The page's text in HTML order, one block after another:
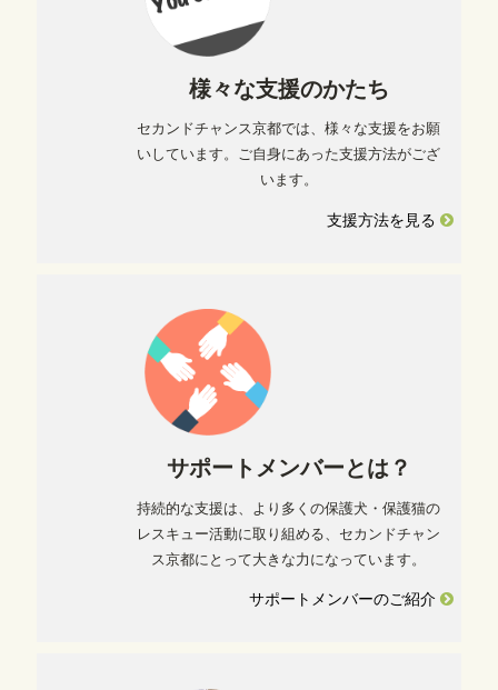
様々な支援のかたち
セカンドチャンス京都では、様々な支援をお願
いしています。ご自身にあった支援方法がござ
います。
支援方法を見る
サポートメンバーとは？
持続的な支援は、より多くの保護犬・保護猫の
レスキュー活動に取り組める、セカンドチャン
ス京都にとって大きな力になっています。
サポートメンバーのご紹介